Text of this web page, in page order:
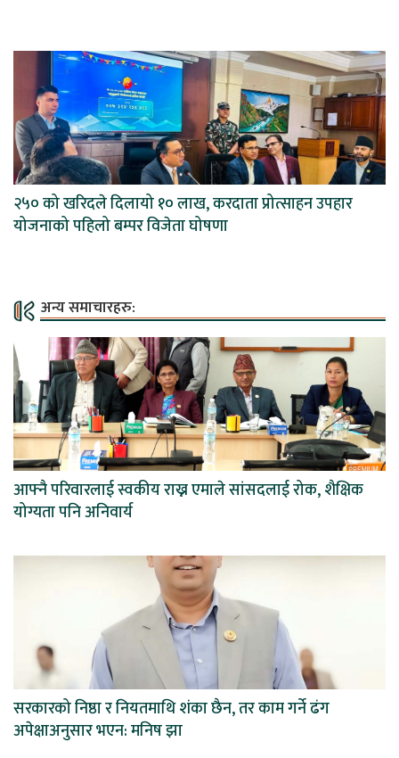
२५० को खरिदले दिलायो १० लाख, करदाता प्रोत्साहन उपहार
योजनाको पहिलो बम्पर विजेता घोषणा
अन्य समाचारहरु:
आफ्नै परिवारलाई स्वकीय राख्न एमाले सांसदलाई रोक, शैक्षिक
योग्यता पनि अनिवार्य
सरकारको निष्ठा र नियतमाथि शंका छैन, तर काम गर्ने ढंग
अपेक्षाअनुसार भएन: मनिष झा